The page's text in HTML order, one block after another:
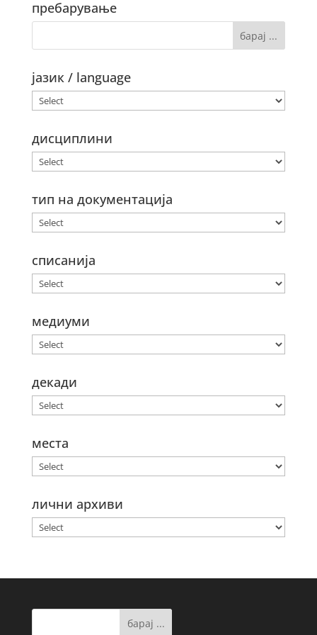
пребарување
јазик / language
дисциплини
тип на документација
списанија
медиуми
декади
места
лични архиви